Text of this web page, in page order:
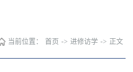
当前位置： 首页 -> 进修访学 -> 正文